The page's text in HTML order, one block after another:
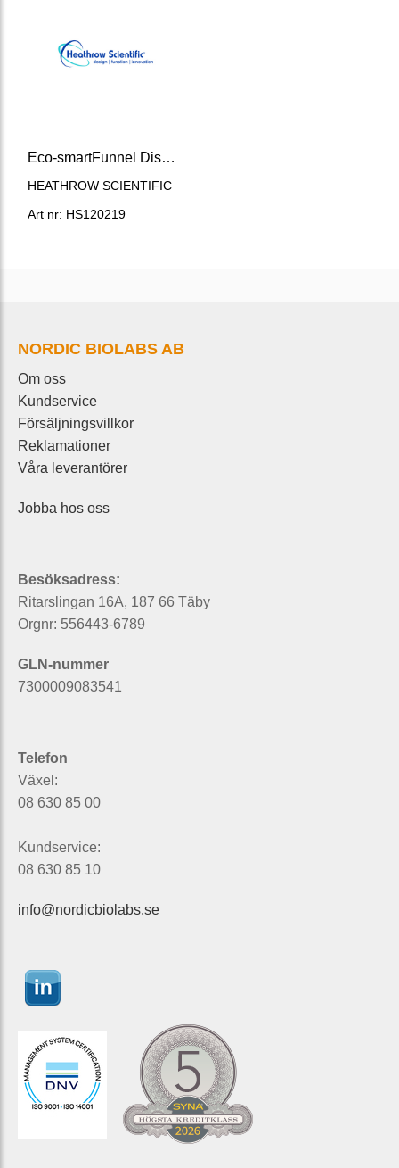
Eco-smartFunnel Disposable Paper Funnels, White
HEATHROW SCIENTIFIC
Art nr: HS120219
NORDIC BIOLABS AB
Om oss
Kundservice
Försäljningsvillkor
Reklamationer
Våra leverantörer
Jobba hos oss
Besöksadress:
Ritarslingan 16A, 187 66 Täby
Orgnr: 556443-6789
GLN-nummer
7300009083541
Telefon
Växel:
08 630 85 00
Kundservice:
08 630 85 10
info@nordicbiolabs.se